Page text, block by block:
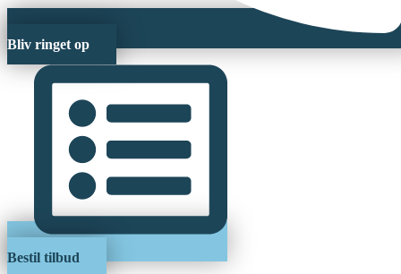
Bliv ringet op
Bestil tilbud